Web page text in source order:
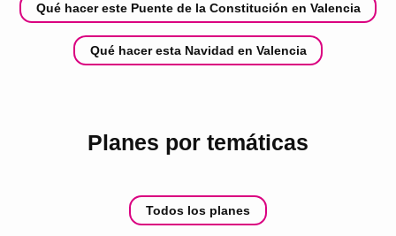
Qué hacer este Puente de la Constitución en Valencia
Qué hacer esta Navidad en Valencia
Planes por temáticas
Todos los planes